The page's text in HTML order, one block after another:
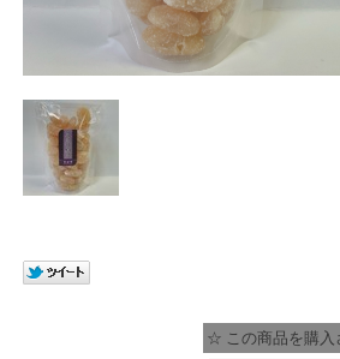
☆ この商品を購入